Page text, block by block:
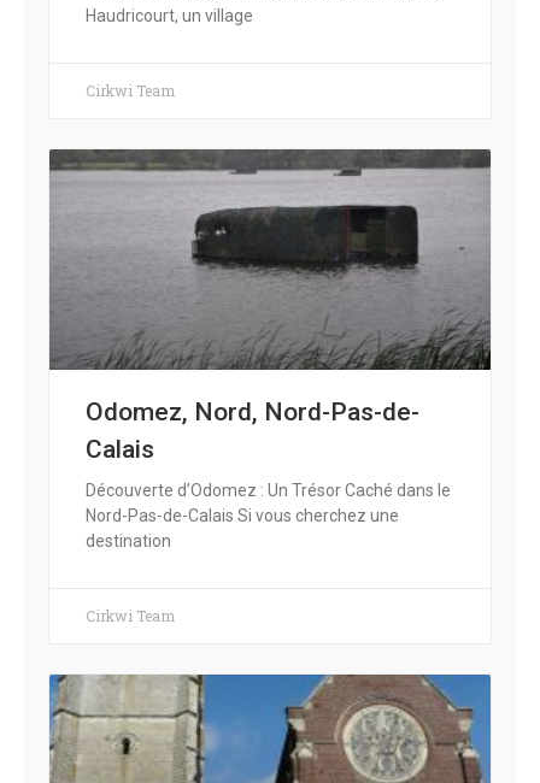
Haudricourt, un village
Cirkwi Team
Odomez, Nord, Nord-Pas-de-
Calais
Découverte d’Odomez : Un Trésor Caché dans le
Nord-Pas-de-Calais Si vous cherchez une
destination
Cirkwi Team